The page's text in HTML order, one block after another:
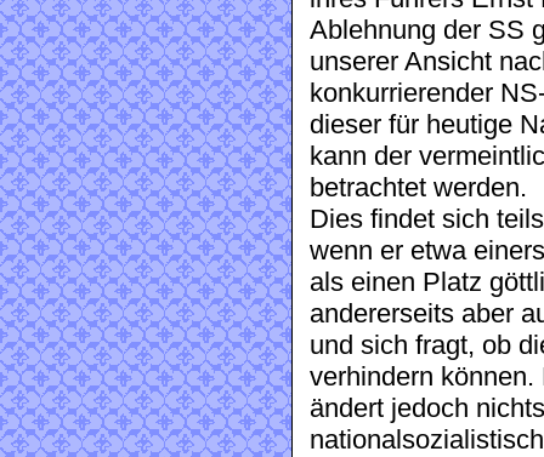
Ablehnung der SS
unserer Ansicht
konkurrierender
dieser für heutige
kann der
betrachtet werden.
Dies findet sich
wenn er etwa
als einen Platz
andererseits aber
und sich fragt, ob
verhindern
ändert jedoch